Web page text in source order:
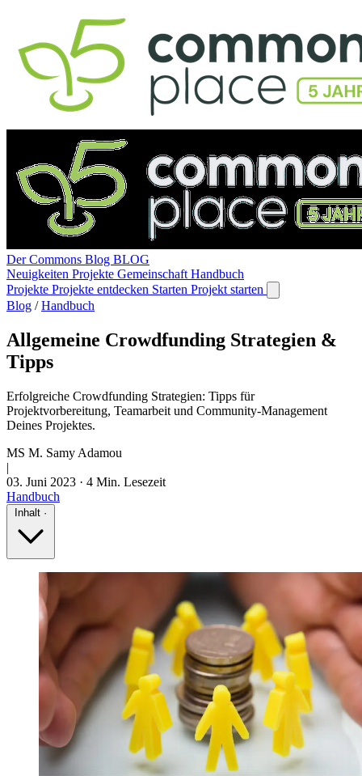
Der Commons Blog BLOG
Neuigkeiten Projekte Gemeinschaft Handbuch
Projekte Projekte entdecken Starten Projekt starten
Blog / Handbuch
Allgemeine Crowdfunding Strategien &
Tipps
Erfolgreiche Crowdfunding Strategien: Tipps für
Projektvorbereitung, Teamarbeit und Community-Management
Deines Projektes.
MS M. Samy Adamou
|
03. Juni 2023 · 4 Min. Lesezeit
Handbuch
Inhalt ·